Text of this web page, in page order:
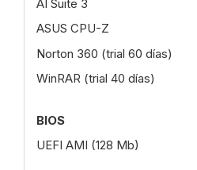
AI Suite 3
ASUS CPU-Z
Norton 360 (trial 60 días)
WinRAR (trial 40 días)
BIOS
UEFI AMI (128 Mb)